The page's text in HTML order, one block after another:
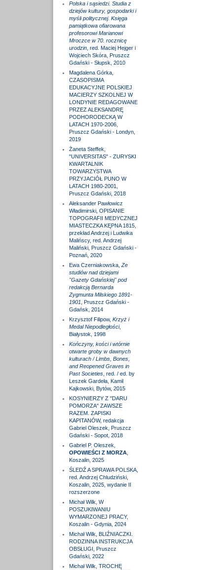
Polska i sąsiedzi. Studia z
dziejów kultury, gospodarki i
myśli politycznej. Księga
pamiątkowa ofiarowana
profesorowi Marianowi
Mroczce w 70. rocznicę
urodzin, red. Maciej Hejger i
Wojciech Skóra, Pruszcz
Gdański - Słupsk, 2010
Magdalena Górka,
CZASOPISMA
EDUKACYJNE POLSKIEJ
MACIERZY SZKOLNEJ W
LONDYNIE REDAGOWANE
PRZEZ ALEKSANDRĘ
PODHORODECKĄ W
LATACH 1970-2006,
Pruszcz Gdański - Londyn,
2019
Żaneta Steffek,
"UNIVERSITAS" - ZURYSKI
KWARTALNIK
TOWARZYSTWA
PRZYJACIÓŁ PUNO W
LATACH 1980-2001,
Pruszcz Gdański, 2018
Aleksander Pawłowicz
Władimirski, OPISANIE
TOPOGRAFII MEDYCZNEJ
MIASTECZKA KĘPNA 1815,
przekład Andrzej i Ludwika
Malińscy, red. Andrzej
Maliński, Pruszcz Gdański -
Poznań, 2020
Ewa Czerniakowska, Ze
studiów nad dziejami
"Gazety Gdańskiej" pod
redakcją Bernarda
Zygmunta Milskiego 1891-
1901 , Pruszcz Gdański -
Gdańsk, 2014
Krzysztof Filipow, Krzyż i
Medal Niepodległości,
Białystok, 1998
Kończyny, kości i wtórnie
otwarte groby w dawnych
kulturach / Limbs, Bones,
and Reopened Graves in
Past Societies, red. / ed. by
Leszek Gardeła, Kamil
Kajkowski, Bytów, 2015
KOSYNIERZY Z "DARU
POMORZA" ZAWSZE
RAZEM. ZAPISKI
KAPITANÓW, redakcja
Gabriel Oleszek, Pruszcz
Gdański - Sopot, 2018
Gabriel P. Oleszek,
OPOWIEŚCI Z MORZA,
Koszalin, 2025
ŚLEDŹ A SPRAWA POLSKA,
red. Andrzej Chludziński,
Koszalin, 2025, wydanie II
rozszerzone
Michał Wilk, W
POSZUKIWANIU
WYMARZONEJ PRACY,
Koszalin - Gdynia, 2024
Michał Wilk, BLIŹNIACZKI.
RODZINNA INSTRUKCJA
OBSŁUGI, Pruszcz
Gdański, 2022
Michał Wilk, TROCHĘ